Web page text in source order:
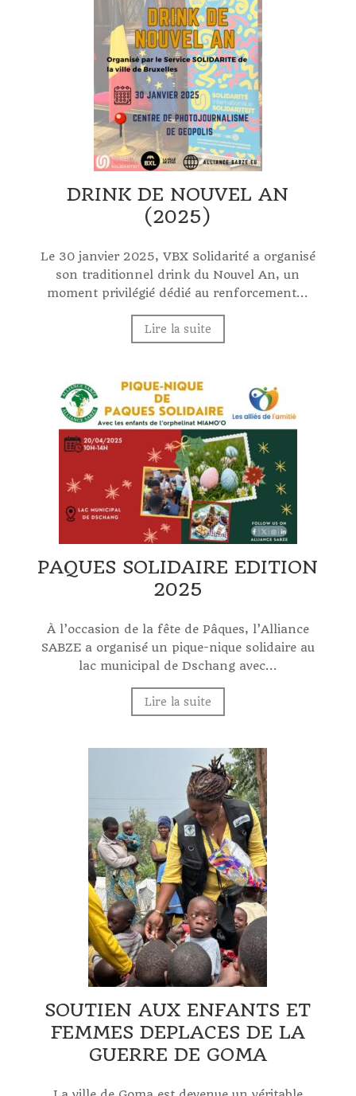
DRINK DE NOUVEL AN
(2025)
Le 30 janvier 2025, VBX Solidarité a organisé
son traditionnel drink du Nouvel An, un
moment privilégié dédié au renforcement...
Lire la suite
PAQUES SOLIDAIRE EDITION
2025
À l’occasion de la fête de Pâques, l’Alliance
SABZE a organisé un pique-nique solidaire au
lac municipal de Dschang avec...
Lire la suite
SOUTIEN AUX ENFANTS ET
FEMMES DEPLACES DE LA
GUERRE DE GOMA